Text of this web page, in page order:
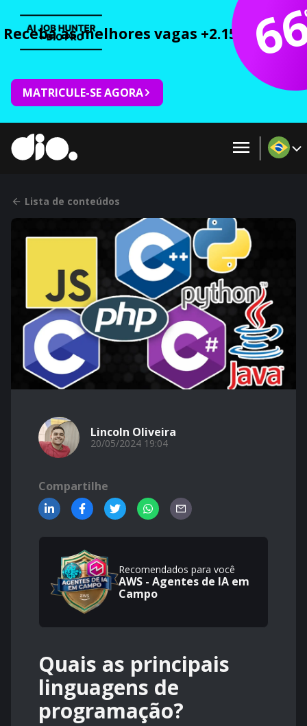
Receba as melhores vagas +2.150 cursos
MATRICULE-SE AGORA
Lista de conteúdos
Lincoln Oliveira
20/05/2024 19:04
Compartilhe
Recomendados para você
AWS - Agentes de IA em
Campo
Quais as principais
linguagens de
programação?